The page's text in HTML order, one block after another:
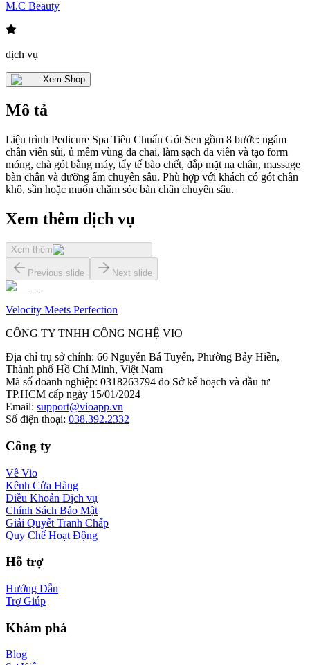
M.C Beauty
dịch vụ
Xem Shop
Mô tả
Liệu trình Pedicure Spa Tiêu Chuẩn Gót Sen gồm 8 bước: ngâm
chân viên sủi, ủ mềm vùng da chai, làm sạch da viền và tạo form
móng, chà gót bằng máy, tẩy tế bào chết, đắp mặt nạ chân, massage
bàn chân và dưỡng ẩm chuyên sâu. Phù hợp với khách có gót chân
khô, sần hoặc muốn chăm sóc bàn chân chuyên sâu.
Xem thêm dịch vụ
Xem thêm
Previous slide Next slide
Velocity Meets Perfection
CÔNG TY TNHH CÔNG NGHỆ VIO
Địa chỉ trụ sở chính: 66 Nguyễn Bá Tuyển, Phường Bảy Hiền,
Thành phố Hồ Chí Minh, Việt Nam
Mã số doanh nghiệp: 0318263794 do Sở kế hoạch và đầu tư
TP.HCM cấp ngày 15/01/2024
Email: support@vioapp.vn
Số điện thoại: 038.392.2332
Công ty
Về Vio
Kênh Cửa Hàng
Điều Khoản Dịch vụ
Chính Sách Bảo Mật
Giải Quyết Tranh Chấp
Quy Chế Hoạt Động
Hỗ trợ
Hướng Dẫn
Trợ Giúp
Khám phá
Blog